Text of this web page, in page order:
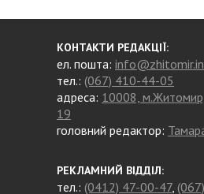
КОНТАКТИ РЕДАКЦІЇ:
ел. пошта:
тел.: (067) 410-44-05
адреса: 10008, м.Житомир,
19
головний редактор:
РЕКЛАМНИЙ ВІДДІЛ:
тел.: (0412) 47-00-47,